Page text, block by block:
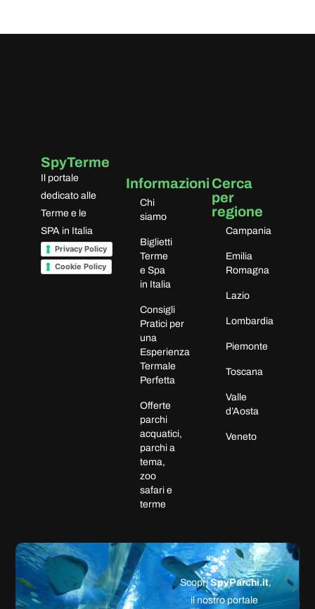
SpyTerme
Il portale
dedicato alle
Terme e le
SPA in Italia
Privacy Policy
Cookie Policy
Informazioni
Chi
siamo
Biglietti
Terme
e Spa
in Italia
Consigli
Pratici per
una
Esperienza
Termale
Perfetta
Offerte
parchi
acquatici,
parchi a
tema,
zoo
safari e
terme
Cerca
per
regione
Campania
Emilia
Romagna
Lazio
Lombardia
Piemonte
Toscana
Valle
d’Aosta
Veneto
ScopriSpyParchi.it,
il nostro portale